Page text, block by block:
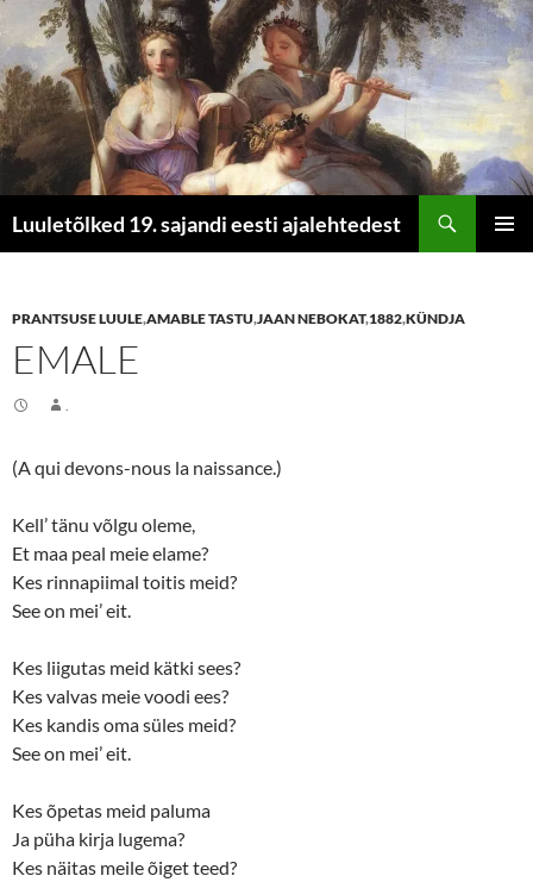
Luuletõlked 19. sajandi eesti ajalehtedest
PRANTSUSE LUULE,AMABLE TASTU,JAAN NEBOKAT,1882,KÜNDJA
EMALE
(A qui devons-nous la naissance.)
Kell’ tänu võlgu oleme,
Et maa peal meie elame?
Kes rinnapiimal toitis meid?
See on mei’ eit.
Kes liigutas meid kätki sees?
Kes valvas meie voodi ees?
Kes kandis oma süles meid?
See on mei’ eit.
Kes õpetas meid paluma
Ja püha kirja lugema?
Kes näitas meile õiget teed?